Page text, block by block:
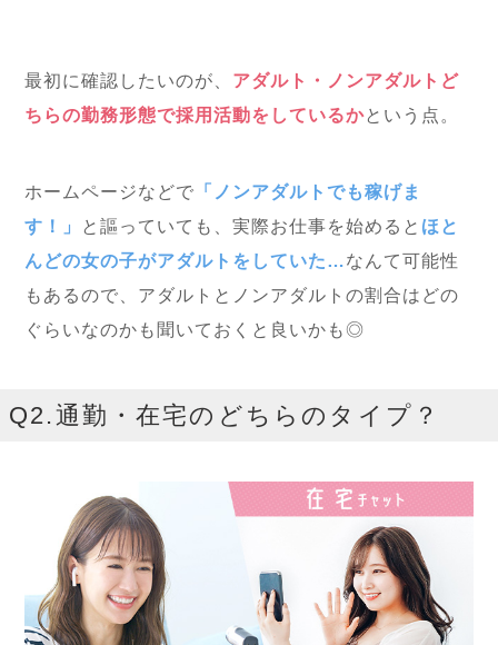
最初に確認したいのが、 アダルト・ノンアダルトど
ちらの勤務形態で採用活動をしているかという点。
ホームページなどで 「ノンアダルトでも稼げま
す！」
と謳っていても、実際お仕事を始めると ほと
んどの女の子がアダルトをしていた…なんて可能性
もあるので、アダルトとノンアダルトの割合はどの
ぐらいなのかも聞いておくと良いかも◎
Q2.通勤・在宅のどちらのタイプ？